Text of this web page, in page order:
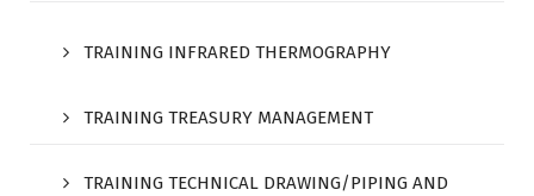
TRAINING INFRARED THERMOGRAPHY
TRAINING TREASURY MANAGEMENT
TRAINING TECHNICAL DRAWING/PIPING AND